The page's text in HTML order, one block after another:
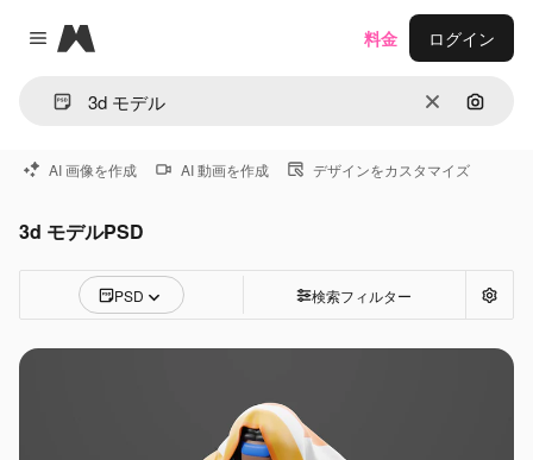
Close menu
Magnific
消去 画像で
料金 ログイン
AI 画像を作成 AI 動画を作成 デザインをカスタマイズ
3d モデルPSD
PSD 検索フィルター